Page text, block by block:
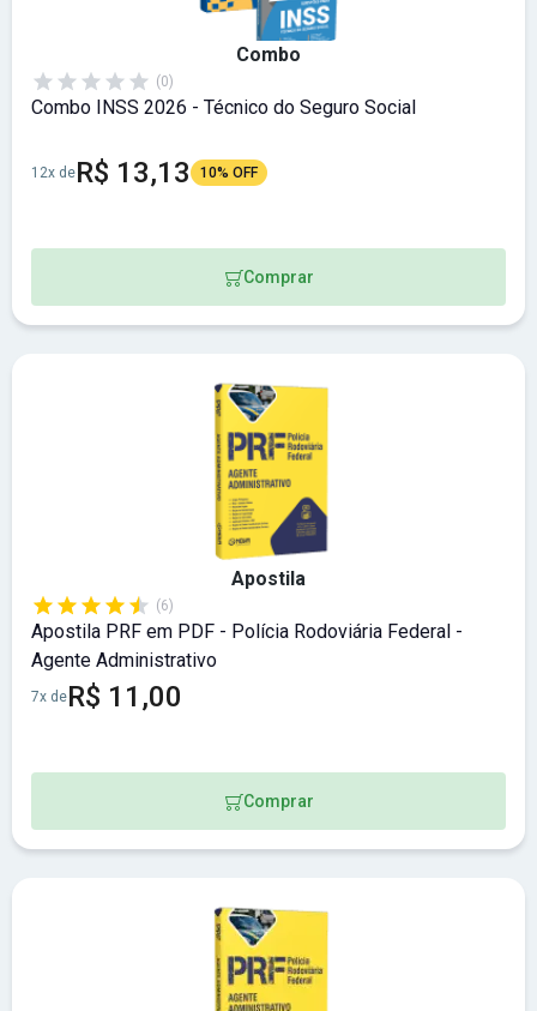
Combo
(0)
Combo INSS 2026 - Técnico do Seguro Social
12x deR$ 13,13 10% OFF
Comprar
Apostila
(6)
Apostila PRF em PDF - Polícia Rodoviária Federal -
Agente Administrativo
7x deR$ 11,00
Comprar